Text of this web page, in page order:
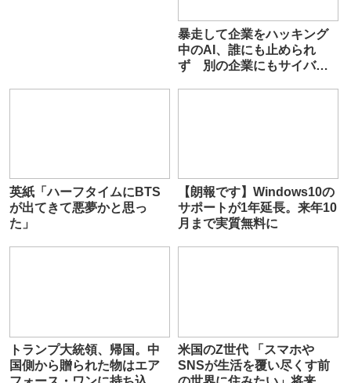
暴走して企業をハッキング
中のAI、誰にも止められ
ず 別の企業にもサイバー
英紙「ハーフタイムにBTS
が出てきて悪夢かと思っ
た」
【朗報です】Windows10の
サポートが1年延長。来年10
月まで実質無料に
トランプ大統領、帰国。中
国側から贈られた物はエア
米国のZ世代 「スマホや
SNSが生活を覆い尽くす前